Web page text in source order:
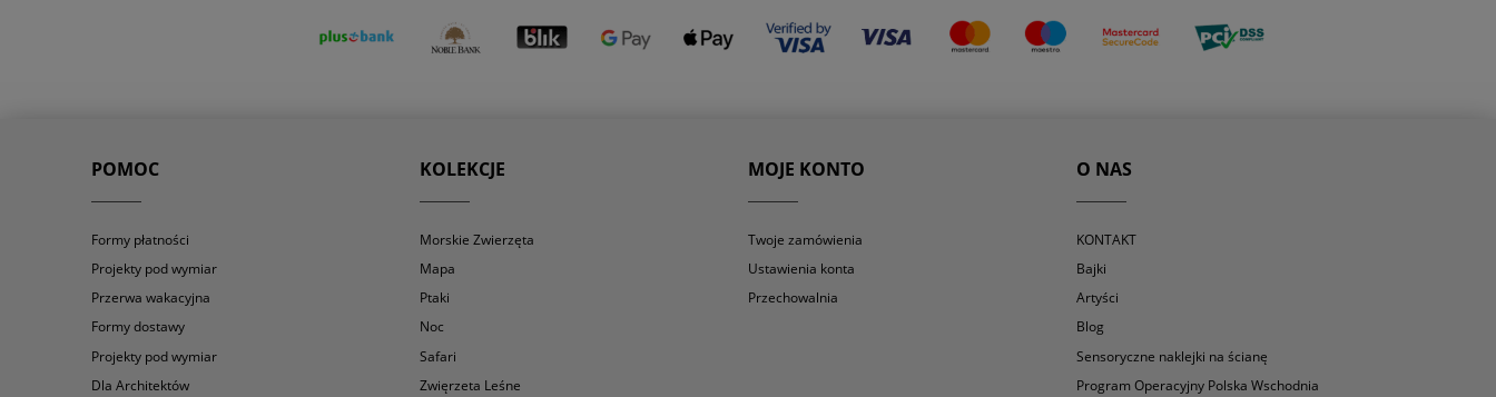
POMOC
Formy płatności
Projekty pod wymiar
Przerwa wakacyjna
Formy dostawy
Projekty pod wymiar
Dla Architektów
KOLEKCJE
Morskie Zwierzęta
Mapa
Ptaki
Noc
Safari
Zwięrzeta Leśne
MOJE KONTO
Twoje zamówienia
Ustawienia konta
Przechowalnia
O NAS
KONTAKT
Bajki
Artyści
Blog
Sensoryczne naklejki na ścianę
Program Operacyjny Polska Wschodnia